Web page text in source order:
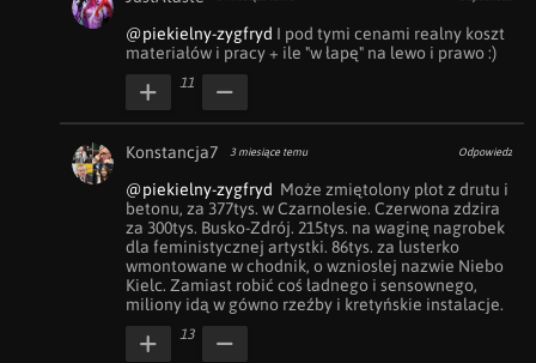
@piekielny-zygfryd I pod tymi cenami realny koszt
materiałów i pracy + ile "w łapę" na lewo i prawo :)
11
Konstancja7 3 miesiące temu Odpowiedz
@piekielny-zygfryd
  Może zmiętolony płot z drutu i
betonu, za 377tys. w Czarnolesie. Czerwona zdzira
za 300tys. Busko-Zdrój. 215tys. na waginę nagrobek
dla feministycznej artystki. 86tys. za lusterko
wmontowane w chodnik, o wzniosłej nazwie Niebo
Kielc. Zamiast robić coś ładnego i sensownego,
miliony idą w gówno rzeźby i kretyńskie instalacje.
13